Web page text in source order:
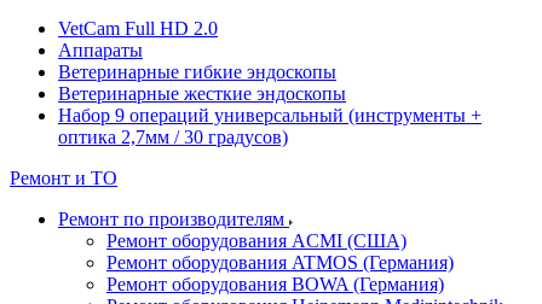
VetCam Full HD 2.0
Аппараты
Ветеринарные гибкие эндоскопы
Ветеринарные жесткие эндоскопы
Набор 9 операций универсальный (инструменты +
оптика 2,7мм / 30 градусов)
Ремонт и ТО
Ремонт по производителям
Ремонт оборудования ACMI (США)
Ремонт оборудования ATMOS (Германия)
Ремонт оборудования BOWA (Германия)